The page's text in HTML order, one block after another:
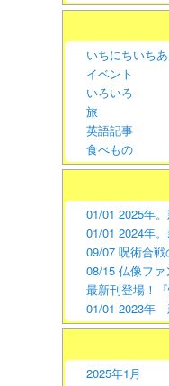
いちにちいち
イベント
いろいろ
旅
英語記事
食べもの
01/01 2025年
01/01 2024年
09/07 呪術合戦
08/15 仏像フ
最新刊登場！
01/01 2023年
2025年1月